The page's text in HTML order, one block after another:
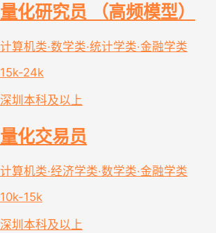
量化研究员 （高频模型）
计算机类·数学类·统计学类·金融学类
15k-24k
深圳 本科及以上
量化交易员
计算机类·经济学类·数学类·金融学类
10k-15k
深圳 本科及以上